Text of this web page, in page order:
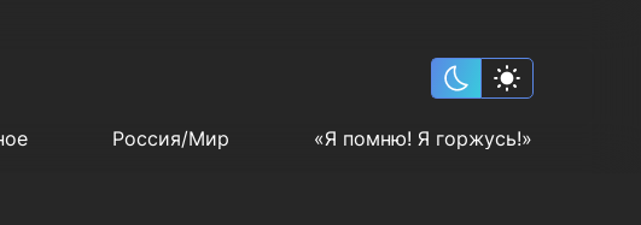
Россия/Мир «Я помню! Я горжусь!»